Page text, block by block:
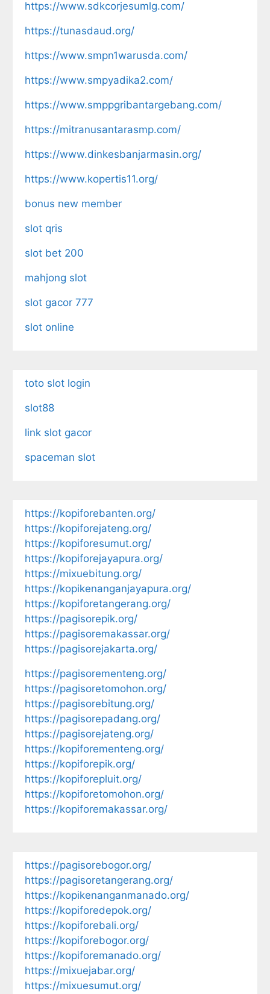
https://www.sdkcorjesumlg.com/
https://tunasdaud.org/
https://www.smpn1warusda.com/
https://www.smpyadika2.com/
https://www.smppgribantargebang.com/
https://mitranusantarasmp.com/
https://www.dinkesbanjarmasin.org/
https://www.kopertis11.org/
bonus new member
slot qris
slot bet 200
mahjong slot
slot gacor 777
slot online
toto slot login
slot88
link slot gacor
spaceman slot
https://kopiforebanten.org/
https://kopiforejateng.org/
https://kopiforesumut.org/
https://kopiforejayapura.org/
https://mixuebitung.org/
https://kopikenanganjayapura.org/
https://kopiforetangerang.org/
https://pagisorepik.org/
https://pagisoremakassar.org/
https://pagisorejakarta.org/
https://pagisorementeng.org/
https://pagisoretomohon.org/
https://pagisorebitung.org/
https://pagisorepadang.org/
https://pagisorejateng.org/
https://kopiforementeng.org/
https://kopiforepik.org/
https://kopiforepluit.org/
https://kopiforetomohon.org/
https://kopiforemakassar.org/
https://pagisorebogor.org/
https://pagisoretangerang.org/
https://kopikenanganmanado.org/
https://kopiforedepok.org/
https://kopiforebali.org/
https://kopiforebogor.org/
https://kopiforemanado.org/
https://mixuejabar.org/
https://mixuesumut.org/